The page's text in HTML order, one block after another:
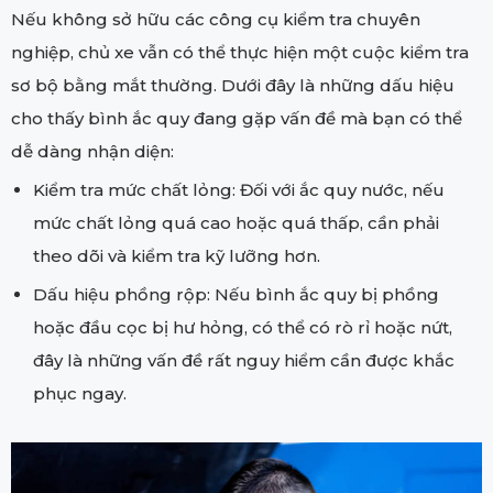
Nếu không sở hữu các công cụ kiểm tra chuyên
nghiệp, chủ xe vẫn có thể thực hiện một cuộc kiểm tra
sơ bộ bằng mắt thường. Dưới đây là những dấu hiệu
cho thấy bình ắc quy đang gặp vấn đề mà bạn có thể
dễ dàng nhận diện:
Kiểm tra mức chất lỏng: Đối với ắc quy nước, nếu
mức chất lỏng quá cao hoặc quá thấp, cần phải
theo dõi và kiểm tra kỹ lưỡng hơn.
Dấu hiệu phồng rộp: Nếu bình ắc quy bị phồng
hoặc đầu cọc bị hư hỏng, có thể có rò rỉ hoặc nứt,
đây là những vấn đề rất nguy hiểm cần được khắc
phục ngay.